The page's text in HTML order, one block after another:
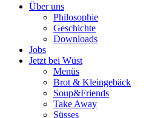
Über uns
Philosophie
Geschichte
Downloads
Jobs
Jetzt bei Wüst
Menüs
Brot & Kleingebäck
Soup&Friends
Take Away
Süsses